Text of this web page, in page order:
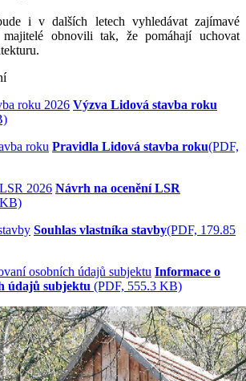
i v dalších letech vyhledávat zajímavé
obnovili tak, že pomáhají uchovat
Výzva Lidová stavba roku
Pravidla Lidová stavba roku(PDF,
Návrh na ocenění LSR
Souhlas vlastníka stavby(PDF, 179.85
Informace o
údajů subjektu (PDF, 555.3 KB)